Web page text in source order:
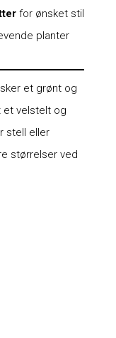
for ønsket stil
planter
et grønt og
et velstelt og
stell eller
størrelser ved